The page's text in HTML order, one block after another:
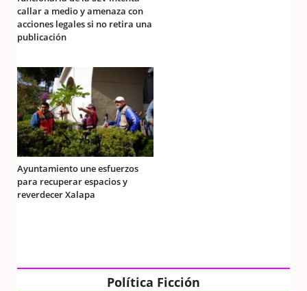
callar a medio y amenaza con
acciones legales si no retira una
publicación
Ayuntamiento une esfuerzos
para recuperar espacios y
reverdecer Xalapa
Política Ficción